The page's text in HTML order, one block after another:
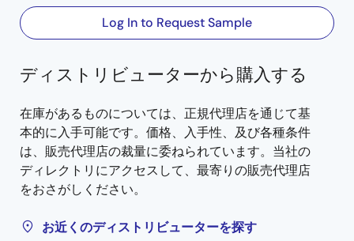
Log In to Request Sample
ディストリビューターから購入する
在庫があるものについては、正規代理店を通じて基
本的に入手可能です。価格、入手性、及び各種条件
は、販売代理店の裁量に委ねられています。当社の
ディレクトリにアクセスして、最寄りの販売代理店
をおさがしください。
お近くのディストリビューターを探す